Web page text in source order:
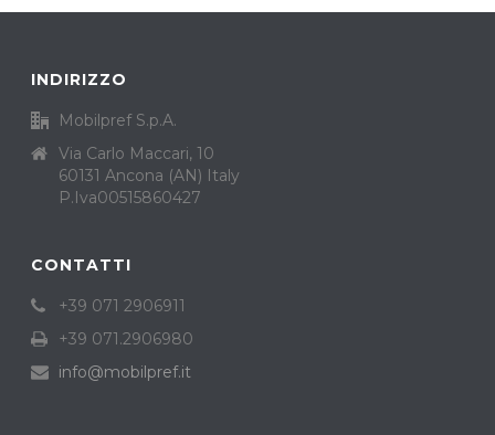
INDIRIZZO
Mobilpref S.p.A.
Via Carlo Maccari, 10
60131 Ancona (AN) Italy
P.Iva00515860427
CONTATTI
+39 071 2906911
+39 071.2906980
info@mobilpref.it